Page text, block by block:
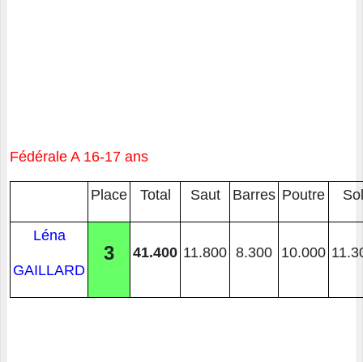
Fédérale A 16-17 ans
Place Total Saut Barres Poutre Sol
Léna
GAILLARD
3 41.400 11.800 8.300 10.000